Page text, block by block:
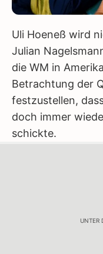
Uli Hoeneß wird
Julian
die WM in
Betrachtung der
festzustellen,
doch immer
schickte.
UNTER